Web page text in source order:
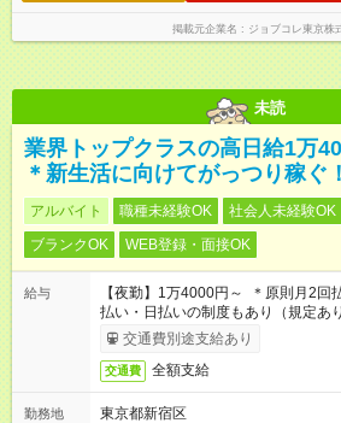
掲載元企業名 ジョブコレ東京株
未読
業界トップクラスの高日給1万
＊新生活に向けてがっつり稼ぐ！
アルバイト 職種未経験OK 社会人未経験OK
ブランクOK
WEB登録・面接OK
給与
【夜勤】1万4000円～ ＊原則月2回
払い・日払いの制度もあり（規定あ
交通費別途支給あり
交通費 全額支給
勤務地
東京都新宿区